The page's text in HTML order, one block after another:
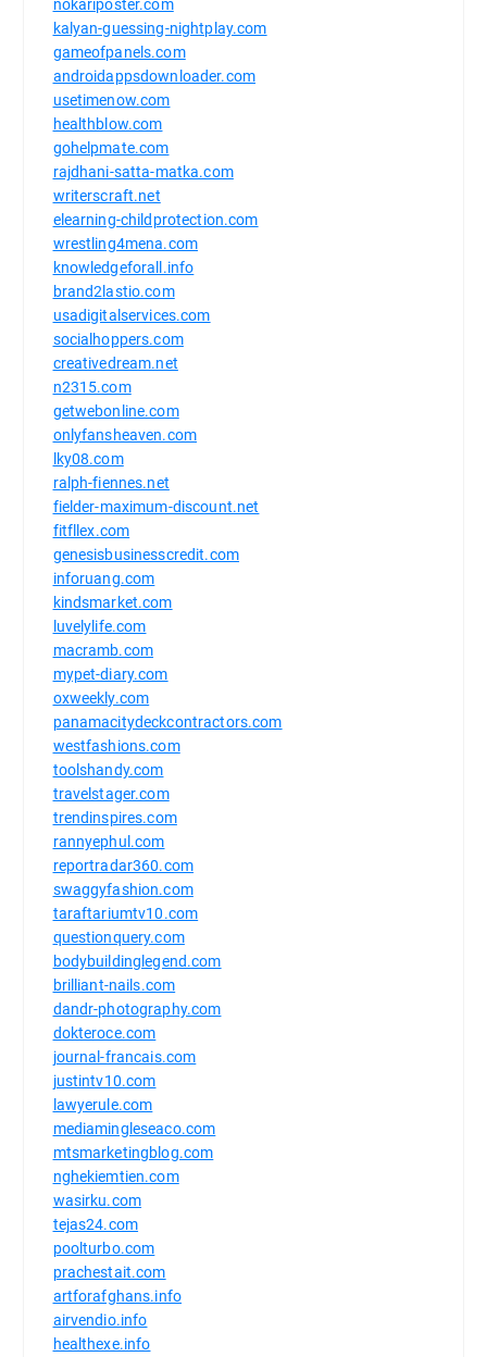
nokariposter.com
kalyan-guessing-nightplay.com
gameofpanels.com
androidappsdownloader.com
usetimenow.com
healthblow.com
gohelpmate.com
rajdhani-satta-matka.com
writerscraft.net
elearning-childprotection.com
wrestling4mena.com
knowledgeforall.info
brand2lastio.com
usadigitalservices.com
socialhoppers.com
creativedream.net
n2315.com
getwebonline.com
onlyfansheaven.com
lky08.com
ralph-fiennes.net
fielder-maximum-discount.net
fitfllex.com
genesisbusinesscredit.com
inforuang.com
kindsmarket.com
luvelylife.com
macramb.com
mypet-diary.com
oxweekly.com
panamacitydeckcontractors.com
westfashions.com
toolshandy.com
travelstager.com
trendinspires.com
rannyephul.com
reportradar360.com
swaggyfashion.com
taraftariumtv10.com
questionquery.com
bodybuildinglegend.com
brilliant-nails.com
dandr-photography.com
dokteroce.com
journal-francais.com
justintv10.com
lawyerule.com
mediamingleseaco.com
mtsmarketingblog.com
nghekiemtien.com
wasirku.com
tejas24.com
poolturbo.com
prachestait.com
artforafghans.info
airvendio.info
healthexe.info